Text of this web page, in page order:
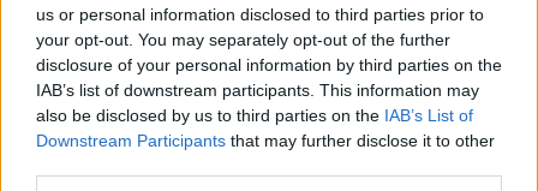
us or personal information disclosed to third parties prior to
your opt-out. You may separately opt-out of the further
disclosure of your personal information by third parties on the
IAB’s list of downstream participants. This information may
also be disclosed by us to third parties on the IAB’s List of
Downstream Participants that may further disclose it to other
Läs också
Snart dags att boka
mässcamping på Elmia!
NYHETER